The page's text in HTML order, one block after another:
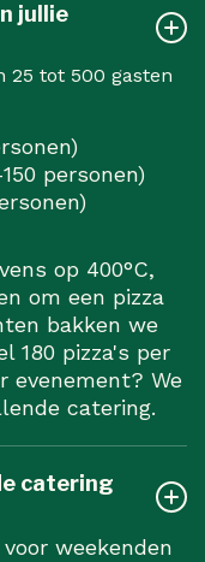
jullie
25 tot 500 gasten
personen)
op 400°C,
om een pizza
bakken we
180 pizza's per
evenement? We
catering.
catering
weekenden